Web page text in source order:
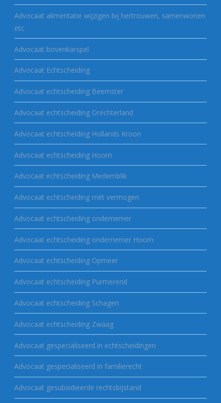
Advocaat alimentatie wijzigen bij hertrouwen, samenwonen
etc
Advocaat bovenkarspel
Advocaat Echtscheiding
Advocaat echtscheiding Beemster
Advocaat echtscheiding Drechterland
Advocaat echtscheiding Hollands Kroon
Advocaat echtscheiding Hoorn
Advocaat echtscheiding Medemblik
Advocaat echtscheiding mét vermogen
Advocaat echtscheiding ondernemer
Advocaat echtscheiding ondernemer Hoorn
Advocaat echtscheiding Opmeer
Advocaat echtscheiding Purmerend
Advocaat echtscheiding Schagen
Advocaat echtscheiding Zwaag
Advocaat gespecialiseerd in echtscheidingen
Advocaat gespecialiseerd in familierecht
Advocaat gesubsidieerde rechtsbijstand